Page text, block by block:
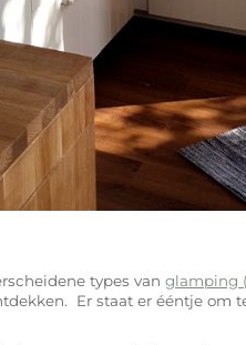
types van glamping
Er staat er ééntje om